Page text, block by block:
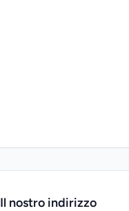
Il nostro indirizzo